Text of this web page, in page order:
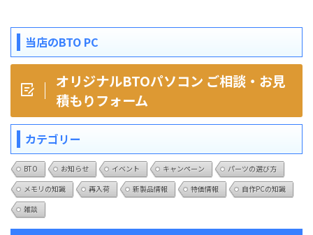
当店のBTO PC
オリジナルBTOパソコン ご相談・お見
積もりフォーム
カテゴリー
BTO お知らせ イベント キャンペーン
パーツの選び方
メモリの知識
再入荷 新製品情報 特価情報
自作PCの知識
雑談